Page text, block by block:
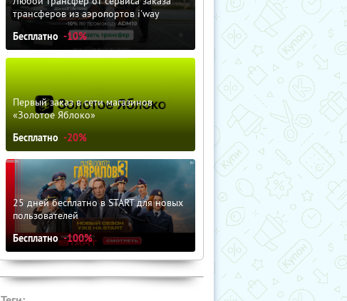
трансферов из аэропортов i'way
Бесплатно -10%
Первый заказ в сети магазинов
«Золотое Яблоко»
Бесплатно -20%
25 дней бесплатно в START для новых
пользователей
Бесплатно -100%